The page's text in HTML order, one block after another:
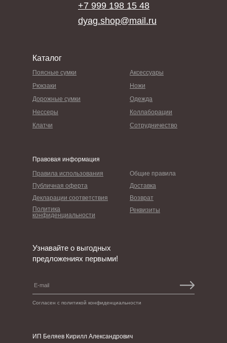
Правила использования
dyag.shop@mail.ru
Правовая информация
ИП Беляев Кирилл Александрович
Каталог
Общие правила
Поясные сумки Аксессуары
Возврат
Декларации соответствия
Дорожные сумки Одежда
Реквизиты
Политика
конфиденциальности
Коллаборации
Нессеры
Доставка
Публичная оферта
Рюкзаки Ножи
Клатчи Сотрудничество
Согласен с политикой конфиденциальности
Узнавайте о выгодных
предложениях первыми!
+7 999 198 15 48